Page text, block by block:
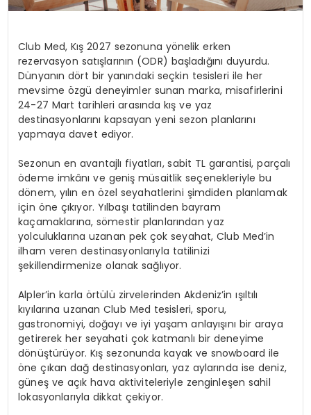
Club Med, Kış 2027 sezonuna yönelik erken
rezervasyon satışlarının (ODR) başladığını duyurdu.
Dünyanın dört bir yanındaki seçkin tesisleri ile her
mevsime özgü deneyimler sunan marka, misafirlerini
24-27 Mart tarihleri arasında kış ve yaz
destinasyonlarını kapsayan yeni sezon planlarını
yapmaya davet ediyor.
Sezonun en avantajlı fiyatları, sabit TL garantisi, parçalı
ödeme imkânı ve geniş müsaitlik seçenekleriyle bu
dönem, yılın en özel seyahatlerini şimdiden planlamak
için öne çıkıyor. Yılbaşı tatilinden bayram
kaçamaklarına, sömestir planlarından yaz
yolculuklarına uzanan pek çok seyahat, Club Med’in
ilham veren destinasyonlarıyla tatilinizi
şekillendirmenize olanak sağlıyor.
Alpler’in karla örtülü zirvelerinden Akdeniz’in ışıltılı
kıyılarına uzanan Club Med tesisleri, sporu,
gastronomiyi, doğayı ve iyi yaşam anlayışını bir araya
getirerek her seyahati çok katmanlı bir deneyime
dönüştürüyor. Kış sezonunda kayak ve snowboard ile
öne çıkan dağ destinasyonları, yaz aylarında ise deniz,
güneş ve açık hava aktiviteleriyle zenginleşen sahil
lokasyonlarıyla dikkat çekiyor.